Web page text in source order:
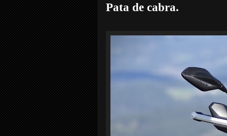
Pata de cabra.